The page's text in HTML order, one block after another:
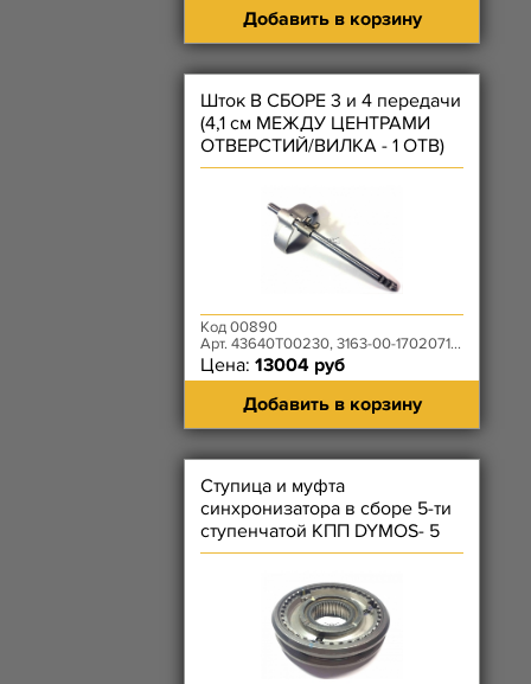
Добавить в корзину
Шток В СБОРЕ 3 и 4 передачи
(4,1 см МЕЖДУ ЦЕНТРАМИ
ОТВЕРСТИЙ/ВИЛКА - 1 ОТВ)
КПП DYMOS
Код 00890
Арт. 43640T00230, 3163-00-1702071-00
Цена: 13004 руб
Добавить в корзину
Ступица и муфта
синхронизатора в сборе 5-ти
ступенчатой КПП DYMOS- 5
передачи и заднего хода